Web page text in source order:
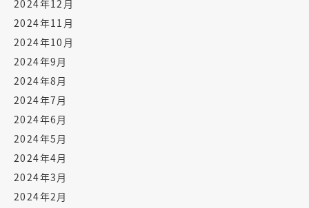
2024年12月
2024年11月
2024年10月
2024年9月
2024年8月
2024年7月
2024年6月
2024年5月
2024年4月
2024年3月
2024年2月